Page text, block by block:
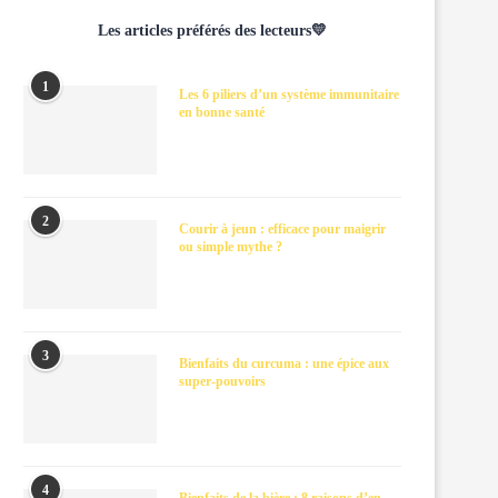
Les articles préférés des lecteurs💛
1
Les 6 piliers d’un système immunitaire
en bonne santé
2
Courir à jeun : efficace pour maigrir
ou simple mythe ?
3
Bienfaits du curcuma : une épice aux
super-pouvoirs
4